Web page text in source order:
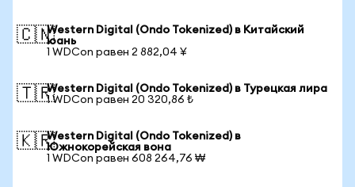
🇨🇳Western Digital (Ondo Tokenized) в Китайский
юань
1 WDCon равен 2 882,04 ¥
🇹🇷Western Digital (Ondo Tokenized) в Турецкая лира
1 WDCon равен 20 320,86 ₺
🇰🇷Western Digital (Ondo Tokenized) в
Южнокорейская вона
1 WDCon равен 608 264,76 ₩